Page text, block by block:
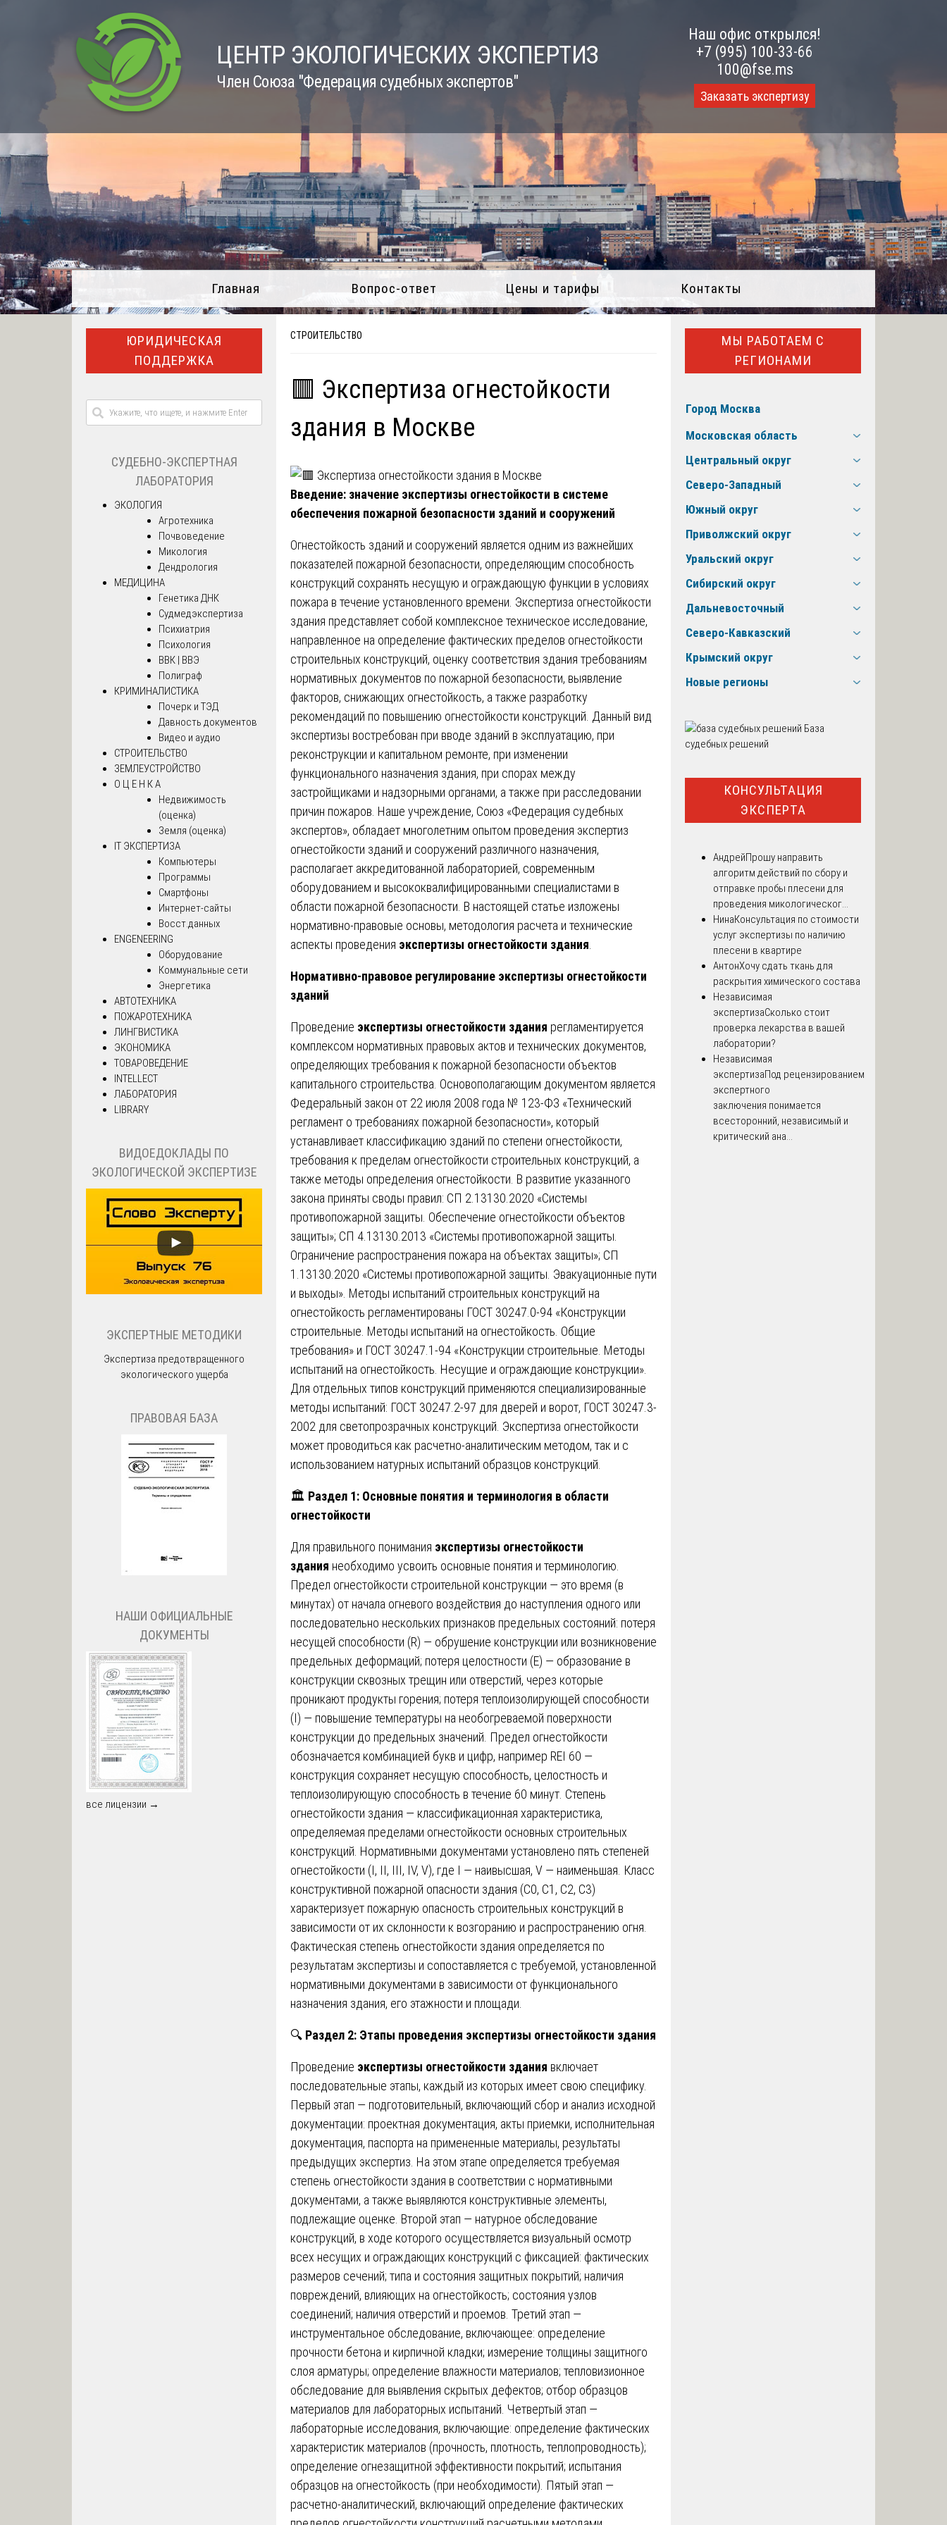
ЦЕНТР ЭКОЛОГИЧЕСКИХ ЭКСПЕРТИЗ
Член Союза "Федерация судебных экспертов"
Наш офис открылся!
+7 (995) 100-33-66
100@fse.ms
Заказать экспертизу
Главная Вопрос-ответ Цены и тарифы Контакты
СТРОИТЕЛЬСТВО
🟥 Экспертиза огнестойкости
здания в Москве
Введение: значение экспертизы огнестойкости в системе
обеспечения пожарной безопасности зданий и сооружений
Огнестойкость зданий и сооружений является одним из важнейших
показателей пожарной безопасности, определяющим способность
конструкций сохранять несущую и ограждающую функции в условиях
пожара в течение установленного времени. Экспертиза огнестойкости
здания представляет собой комплексное техническое исследование,
направленное на определение фактических пределов огнестойкости
строительных конструкций, оценку соответствия здания требованиям
нормативных документов по пожарной безопасности, выявление
факторов, снижающих огнестойкость, а также разработку
рекомендаций по повышению огнестойкости конструкций. Данный вид
экспертизы востребован при вводе зданий в эксплуатацию, при
реконструкции и капитальном ремонте, при изменении
функционального назначения здания, при спорах между
застройщиками и надзорными органами, а также при расследовании
причин пожаров. Наше учреждение, Союз «Федерация судебных
экспертов», обладает многолетним опытом проведения экспертиз
огнестойкости зданий и сооружений различного назначения,
располагает аккредитованной лабораторией, современным
оборудованием и высококвалифицированными специалистами в
области пожарной безопасности. В настоящей статье изложены
нормативно-правовые основы, методология расчета и технические
аспекты проведения экспертизы огнестойкости здания
Нормативно-правовое регулирование экспертизы огнестойкости
зданий
Проведение экспертизы огнестойкости здания регламентируется
комплексом нормативных правовых актов и технических документов,
определяющих требования к пожарной безопасности объектов
капитального строительства. Основополагающим документом является
Федеральный закон от 22 июля 2008 года № 123-ФЗ «Технический
регламент о требованиях пожарной безопасности», который
устанавливает классификацию зданий по степени огнестойкости,
требования к пределам огнестойкости строительных конструкций, а
также методы определения огнестойкости. В развитие указанного
закона приняты своды правил: СП 2.13130.2020 «Системы
противопожарной защиты. Обеспечение огнестойкости объектов
защиты»; СП 4.13130.2013 «Системы противопожарной защиты.
Ограничение распространения пожара на объектах защиты»; СП
1.13130.2020 «Системы противопожарной защиты. Эвакуационные пути
и выходы». Методы испытаний строительных конструкций на
огнестойкость регламентированы ГОСТ 30247.0-94 «Конструкции
строительные. Методы испытаний на огнестойкость. Общие
требования» и ГОСТ 30247.1-94 «Конструкции строительные. Методы
испытаний на огнестойкость. Несущие и ограждающие конструкции».
Для отдельных типов конструкций применяются специализированные
методы испытаний: ГОСТ 30247.2-97 для дверей и ворот, ГОСТ 30247.3-
2002 для светопрозрачных конструкций. Экспертиза огнестойкости
может проводиться как расчетно-аналитическим методом, так и с
использованием натурных испытаний образцов конструкций.
🏛️ Раздел 1: Основные понятия и терминология в области
огнестойкости
Для правильного понимания экспертизы огнестойкости
здания необходимо усвоить основные понятия и терминологию.
Предел огнестойкости строительной конструкции — это время (в
минутах) от начала огневого воздействия до наступления одного или
последовательно нескольких признаков предельных состояний: потеря
несущей способности (R) — обрушение конструкции или возникновение
предельных деформаций; потеря целостности (E) — образование в
конструкции сквозных трещин или отверстий, через которые
проникают продукты горения; потеря теплоизолирующей способности
(I) — повышение температуры на необогреваемой поверхности
конструкции до предельных значений. Предел огнестойкости
обозначается комбинацией букв и цифр, например REI 60 —
конструкция сохраняет несущую способность, целостность и
теплоизолирующую способность в течение 60 минут. Степень
огнестойкости здания — классификационная характеристика,
определяемая пределами огнестойкости основных строительных
конструкций. Нормативными документами установлено пять степеней
огнестойкости (I, II, III, IV, V), где I — наивысшая, V — наименьшая. Класс
конструктивной пожарной опасности здания (С0, С1, С2, С3)
характеризует пожарную опасность строительных конструкций в
зависимости от их склонности к возгоранию и распространению огня.
Фактическая степень огнестойкости здания определяется по
результатам экспертизы и сопоставляется с требуемой, установленной
нормативными документами в зависимости от функционального
назначения здания, его этажности и площади.
🔍 Раздел 2: Этапы проведения экспертизы огнестойкости здания
Проведение экспертизы огнестойкости здания включает
последовательные этапы, каждый из которых имеет свою специфику.
Первый этап — подготовительный, включающий сбор и анализ исходной
документации: проектная документация, акты приемки, исполнительная
документация, паспорта на примененные материалы, результаты
предыдущих экспертиз. На этом этапе определяется требуемая
степень огнестойкости здания в соответствии с нормативными
документами, а также выявляются конструктивные элементы,
подлежащие оценке. Второй этап — натурное обследование
конструкций, в ходе которого осуществляется визуальный осмотр
всех несущих и ограждающих конструкций с фиксацией: фактических
размеров сечений; типа и состояния защитных покрытий; наличия
повреждений, влияющих на огнестойкость; состояния узлов
соединений; наличия отверстий и проемов. Третий этап —
инструментальное обследование, включающее: определение
прочности бетона и кирпичной кладки; измерение толщины защитного
слоя арматуры; определение влажности материалов; тепловизионное
обследование для выявления скрытых дефектов; отбор образцов
материалов для лабораторных испытаний. Четвертый этап —
лабораторные исследования, включающие: определение фактических
характеристик материалов (прочность, плотность, теплопроводность);
определение огнезащитной эффективности покрытий; испытания
образцов на огнестойкость (при необходимости). Пятый этап —
расчетно-аналитический, включающий определение фактических
ЮРИДИЧЕСКАЯ
ПОДДЕРЖКА
СУДЕБНО-ЭКСПЕРТНАЯ
ЛАБОРАТОРИЯ
ЭКОЛОГИЯ
Агротехника
Почвоведение
Микология
Дендрология
МЕДИЦИНА
Генетика ДНК
Судмедэкспертиза
Психиатрия
Психология
ВВК | ВВЭ
Полиграф
КРИМИНАЛИСТИКА
Почерк и ТЭД
Давность документов
Видео и аудио
СТРОИТЕЛЬСТВО
ЗЕМЛЕУСТРОЙСТВО
О Ц Е Н К А
Недвижимость
(оценка)
Земля (оценка)
IT ЭКСПЕРТИЗА
Компьютеры
Программы
Смартфоны
Интернет-сайты
Восст.данных
ENGENEERING
Оборудование
Коммунальные сети
Энергетика
АВТОТЕХНИКА
ПОЖАРОТЕХНИКА
ЛИНГВИСТИКА
ЭКОНОМИКА
ТОВАРОВЕДЕНИЕ
INTELLECT
ЛАБОРАТОРИЯ
LIBRARY
ВИДОЕДОКЛАДЫ ПО
ЭКОЛОГИЧЕСКОЙ ЭКСПЕРТИЗЕ
ЭКСПЕРТНЫЕ МЕТОДИКИ
Экспертиза предотвращенного
экологического ущерба
ПРАВОВАЯ БАЗА
НАШИ ОФИЦИАЛЬНЫЕ
ДОКУМЕНТЫ
все лицензии →
МЫ РАБОТАЕМ С
РЕГИОНАМИ
Город Москва
Московская область
Центральный округ
Северо-Западный
Южный округ
Приволжский округ
Уральский округ
Сибирский округ
Дальневосточный
Северо-Кавказский
Крымский округ
Новые регионы
База
судебных решений
КОНСУЛЬТАЦИЯ
ЭКСПЕРТА
АндрейПрошу направить
алгоритм действий по сбору и
отправке пробы плесени для
проведения микологическог...
НинаКонсультация по стоимости
услуг экспертизы по наличию
плесени в квартире
АнтонХочу сдать ткань для
раскрытия химического состава
Независимая
экспертизаСколько стоит
проверка лекарства в вашей
лаборатории?
Независимая
экспертизаПод рецензированием
экспертного
заключения понимается
всесторонний, независимый и
критический ана...